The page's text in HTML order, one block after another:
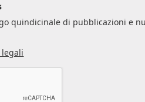
quindicinale di pubblicazioni e
legali